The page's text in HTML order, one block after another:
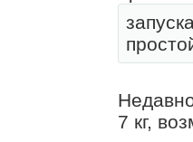
7 кг,